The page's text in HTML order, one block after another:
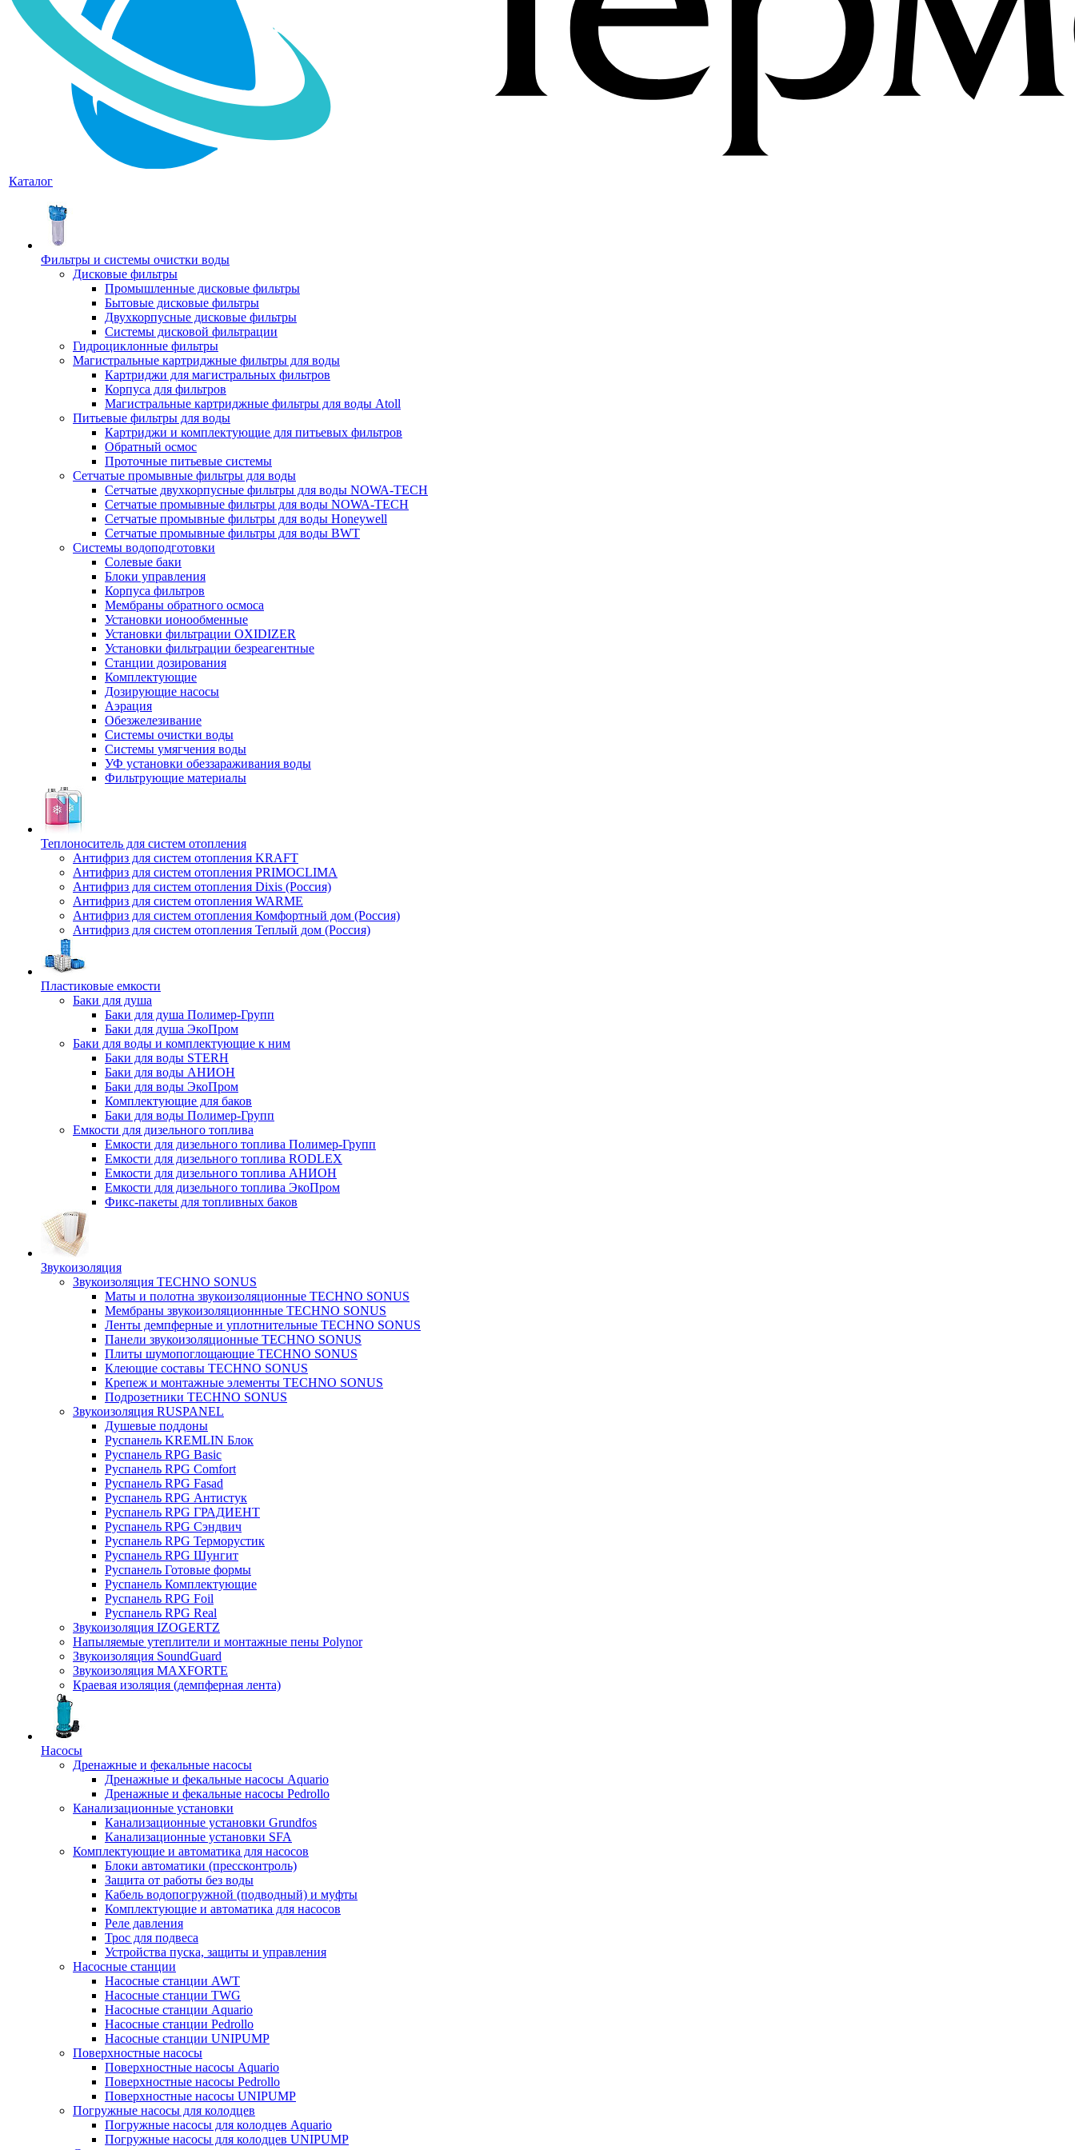
Каталог
Фильтры и системы очистки воды
Дисковые фильтры
Промышленные дисковые фильтры
Бытовые дисковые фильтры
Двухкорпусные дисковые фильтры
Системы дисковой фильтрации
Гидроциклонные фильтры
Магистральные картриджные фильтры для воды
Картриджи для магистральных фильтров
Корпуса для фильтров
Магистральные картриджные фильтры для воды Atoll
Питьевые фильтры для воды
Картриджи и комплектующие для питьевых фильтров
Обратный осмос
Проточные питьевые системы
Сетчатые промывные фильтры для воды
Сетчатые двухкорпусные фильтры для воды NOWA-TECH
Сетчатые промывные фильтры для воды NOWA-TECH
Сетчатые промывные фильтры для воды Honeywell
Сетчатые промывные фильтры для воды BWT
Системы водоподготовки
Солевые баки
Блоки управления
Корпуса фильтров
Мембраны обратного осмоса
Установки ионообменные
Установки фильтрации OXIDIZER
Установки фильтрации безреагентные
Станции дозирования
Комплектующие
Дозирующие насосы
Аэрация
Обезжелезивание
Системы очистки воды
Системы умягчения воды
УФ установки обеззараживания воды
Фильтрующие материалы
Теплоноситель для систем отопления
Антифриз для систем отопления KRAFT
Антифриз для систем отопления PRIMOCLIMA
Антифриз для систем отопления Dixis (Россия)
Антифриз для систем отопления WARME
Антифриз для систем отопления Комфортный дом (Россия)
Антифриз для систем отопления Теплый дом (Россия)
Пластиковые емкости
Баки для душа
Баки для душа Полимер-Групп
Баки для душа ЭкоПром
Баки для воды и комплектующие к ним
Баки для воды STERH
Баки для воды АНИОН
Баки для воды ЭкоПром
Комплектующие для баков
Баки для воды Полимер-Групп
Емкости для дизельного топлива
Емкости для дизельного топлива Полимер-Групп
Емкости для дизельного топлива RODLEX
Емкости для дизельного топлива АНИОН
Емкости для дизельного топлива ЭкоПром
Фикс-пакеты для топливных баков
Звукоизоляция
Звукоизоляция TECHNO SONUS
Маты и полотна звукоизоляционные TECHNO SONUS
Мембраны звукоизоляционнные TECHNO SONUS
Ленты демпферные и уплотнительные TECHNO SONUS
Панели звукоизоляционные TECHNO SONUS
Плиты шумопоглощающие TECHNO SONUS
Клеющие составы TECHNO SONUS
Крепеж и монтажные элементы TECHNO SONUS
Подрозетники TECHNO SONUS
Звукоизоляция RUSPANEL
Душевые поддоны
Руспанель KREMLIN Блок
Руспанель RPG Basic
Руспанель RPG Comfort
Руспанель RPG Fasad
Руспанель RPG Антистук
Руспанель RPG ГРАДИЕНТ
Руспанель RPG Сэндвич
Руспанель RPG Терморустик
Руспанель RPG Шунгит
Руспанель Готовые формы
Руспанель Комплектующие
Руспанель RPG Foil
Руспанель RPG Real
Звукоизоляция IZOGERTZ
Напыляемые утеплители и монтажные пены Polynor
Звукоизоляция SoundGuard
Звукоизоляция MAXFORTE
Краевая изоляция (демпферная лента)
Насосы
Дренажные и фекальные насосы
Дренажные и фекальные насосы Aquario
Дренажные и фекальные насосы Pedrollo
Канализационные установки
Канализационные установки Grundfos
Канализационные установки SFA
Комплектующие и автоматика для насосов
Блоки автоматики (прессконтроль)
Защита от работы без воды
Кабель водопогружной (подводный) и муфты
Комплектующие и автоматика для насосов
Реле давления
Трос для подвеса
Устройства пуска, защиты и управления
Насосные станции
Насосные станции AWT
Насосные станции TWG
Насосные станции Aquario
Насосные станции Pedrollo
Насосные станции UNIPUMP
Поверхностные насосы
Поверхностные насосы Aquario
Поверхностные насосы Pedrollo
Поверхностные насосы UNIPUMP
Погружные насосы для колодцев
Погружные насосы для колодцев Aquario
Погружные насосы для колодцев UNIPUMP